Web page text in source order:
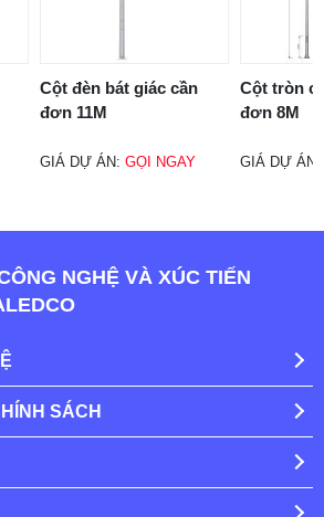
Cột đèn bát giác cần
đơn 11M
GIÁ DỰ ÁN:GỌI NGAY
Cột tròn
đơn 8M
GIÁ DỰ
NGHỆ VÀ XÚC TIẾN
SÁCH